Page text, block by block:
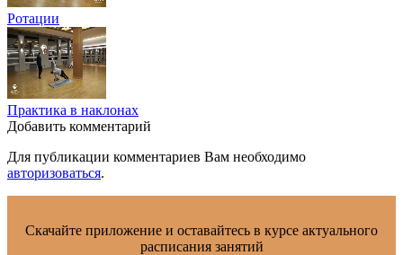
Ротации
Практика в наклонах
Добавить комментарий
Для публикации комментариев Вам необходимо
авторизоваться.
Скачайте приложение и оставайтесь в курсе актуального
расписания занятий